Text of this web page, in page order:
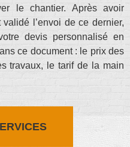
le chantier. Après avoir
l’envoi de ce dernier,
devis personnalisé en
ce document : le prix des
travaux, le tarif de la main